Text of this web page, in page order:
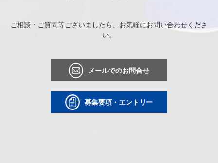
ご相談・ご質問等ございましたら、お気軽にお問い合わせくださ
い。
メールでのお問合せ
募集要項・エントリー